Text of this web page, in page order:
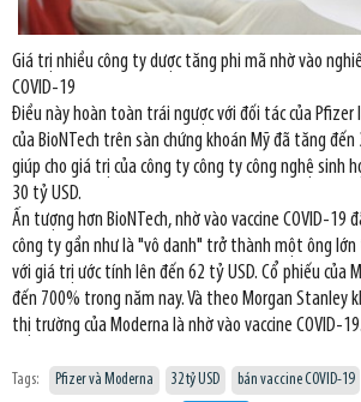
Giá trị nhiều công ty dược tăng phi mã nhờ vào
COVID-19
Điều này hoàn toàn trái ngược với đối tác của Pfizer
của BioNTech trên sàn chứng khoán Mỹ đã tăng
giúp cho giá trị của công ty công ty công nghệ sinh
30 tỷ USD.
Ấn tượng hơn BioNTech, nhờ vào vaccine COVID-19
công ty gần như là "vô danh" trở thành một ông
với giá trị ước tính lên đến 62 tỷ USD. Cổ phiếu của
đến 700% trong năm nay. Và theo Morgan Stanley
thị trường của Moderna là nhờ vào vaccine COVID-19.
Tags: Pfizer và Moderna 32 tỷ USD bán vaccine COVID-19